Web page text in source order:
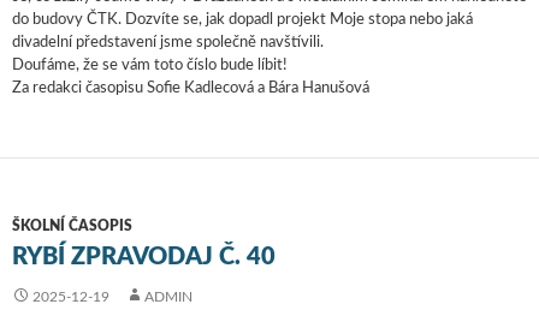
do budovy ČTK. Dozvíte se, jak dopadl projekt Moje stopa nebo jaká
divadelní představení jsme společně navštívili.
Doufáme, že se vám toto číslo bude líbit!
Za redakci časopisu Sofie Kadlecová a Bára Hanušová
ŠKOLNÍ ČASOPIS
RYBÍ ZPRAVODAJ Č. 40
2025-12-19 ADMIN